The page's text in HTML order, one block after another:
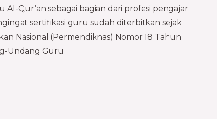
Al-Qur’an sebagai bagian dari profesi pengajar
sertifikasi guru sudah diterbitkan sejak
Nasional (Permendiknas) Nomor 18 Tahun
Undang Guru